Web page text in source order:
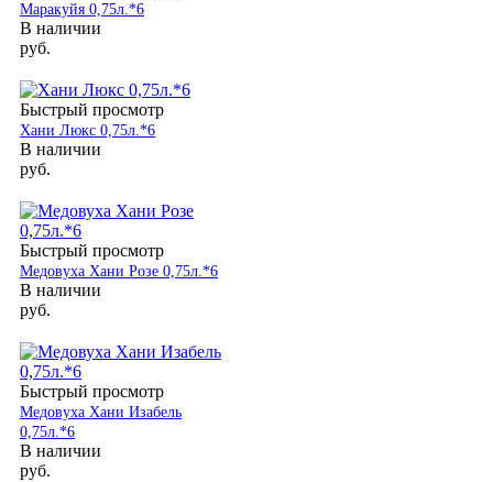
Маракуйя 0,75л.*6
В наличии
руб.
Быстрый просмотр
Хани Люкс 0,75л.*6
В наличии
руб.
Быстрый просмотр
Медовуха Хани Розе 0,75л.*6
В наличии
руб.
Быстрый просмотр
Медовуха Хани Изабель
0,75л.*6
В наличии
руб.